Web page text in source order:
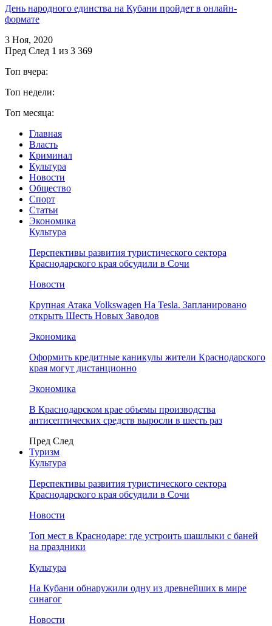
День народного единства на Кубани пройдет в онлайн-
формате
3 Ноя, 2020
Пред След 1 из 3 369
Топ вчера:
Топ недели:
Топ месяца:
Главная
Власть
Криминал
Культура
Новости
Общество
Спорт
Статьи
Экономика
Культура
Перспективы развития туристического сектора
Краснодарского края обсудили в Сочи
Новости
Крупная Атака Volkswagen На Tesla. Запланировано
открыть Шесть Новых Заводов
Экономика
Оформить кредитные каникулы жители Краснодарского
края могут дистанционно
Экономика
В Краснодарском крае объемы производства
антисептических средств выросли в шесть раз
Пред След
Туризм
Культура
Перспективы развития туристического сектора
Краснодарского края обсудили в Сочи
Новости
Топ мест в Краснодаре: где устроить шашлыки с баней
на праздники
Культура
На Кубани обнаружили одну из древнейших в мире
синагог
Новости